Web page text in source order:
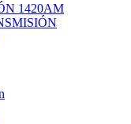
1420AM